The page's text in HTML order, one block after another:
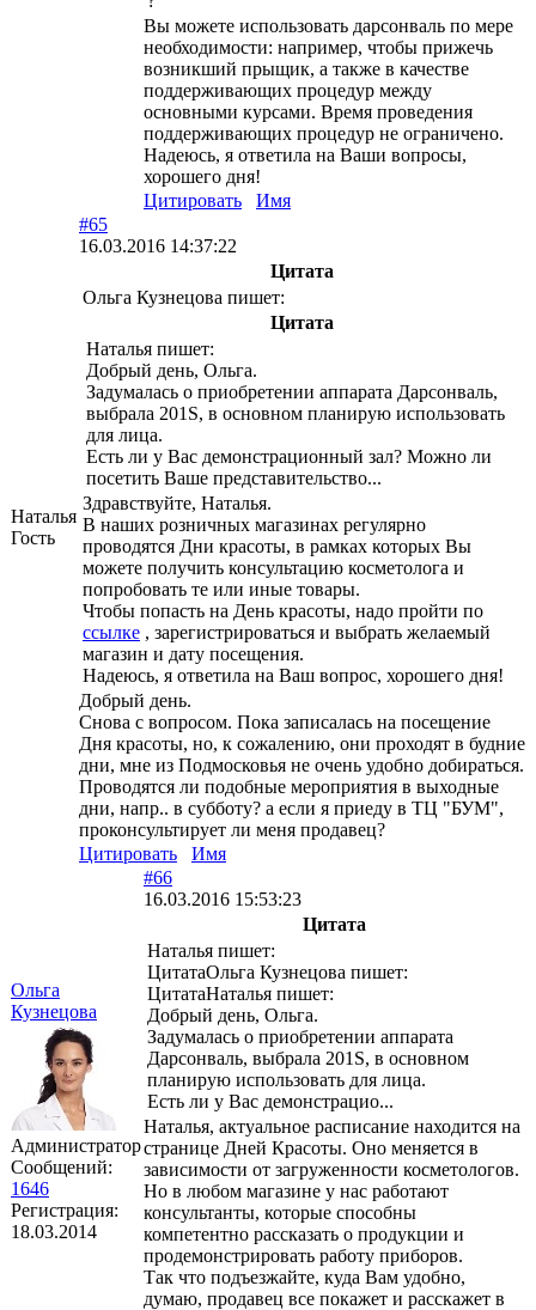
Вы можете использовать дарсонваль по мере
необходимости: например, чтобы прижечь
возникший прыщик, а также в качестве
поддерживающих процедур между
основными курсами. Время проведения
поддерживающих процедур не ограничено.
Надеюсь, я ответила на Ваши вопросы,
хорошего дня!
Цитировать
Имя
Наталья
Гость
#65
16.03.2016 14:37:22
Цитата
Ольга Кузнецова пишет:
Цитата
Наталья пишет:
Добрый день, Ольга.
Задумалась о приобретении аппарата Дарсонваль,
выбрала 201S, в основном планирую использовать
для лица.
Есть ли у Вас демонстрационный зал? Можно ли
посетить Ваше представительство...
Здравствуйте, Наталья.
В наших розничных магазинах регулярно
проводятся Дни красоты, в рамках которых Вы
можете получить консультацию косметолога и
попробовать те или иные товары.
Чтобы попасть на День красоты, надо пройти по
ссылке , зарегистрироваться и выбрать желаемый
магазин и дату посещения.
Надеюсь, я ответила на Ваш вопрос, хорошего дня!
Добрый день.
Снова с вопросом. Пока записалась на посещение
Дня красоты, но, к сожалению, они проходят в будние
дни, мне из Подмосковья не очень удобно добираться.
Проводятся ли подобные мероприятия в выходные
дни, напр.. в субботу? а если я приеду в ТЦ "БУМ",
проконсультирует ли меня продавец?
Цитировать
Имя
Ольга
Кузнецова
Администратор
Сообщений:
1646
Регистрация:
18.03.2014
#66
16.03.2016 15:53:23
Цитата
Наталья пишет:
ЦитатаОльга Кузнецова пишет:
ЦитатаНаталья пишет:
Добрый день, Ольга.
Задумалась о приобретении аппарата
Дарсонваль, выбрала 201S, в основном
планирую использовать для лица.
Есть ли у Вас демонстрацио...
Наталья, актуальное расписание находится на
странице Дней Красоты. Оно меняется в
зависимости от загруженности косметологов.
Но в любом магазине у нас работают
консультанты, которые способны
компетентно рассказать о продукции и
продемонстрировать работу приборов.
Так что подъезжайте, куда Вам удобно,
думаю, продавец все покажет и расскажет в